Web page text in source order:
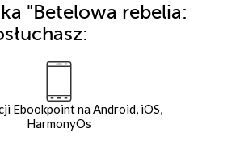
"Betelowa rebelia:
Ebookpoint na Android, iOS,
HarmonyOs